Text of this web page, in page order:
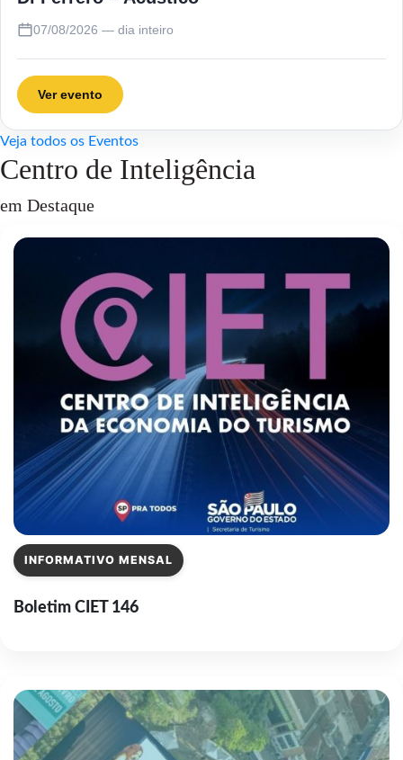
07/08/2026 — dia inteiro
Ver evento
Veja todos os Eventos
Centro de Inteligência
em Destaque
INFORMATIVO MENSAL
Boletim CIET 146